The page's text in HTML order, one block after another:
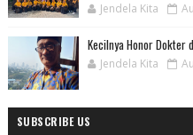
Jendela Kita
Kecilnya Honor Dokter
Jendela Kita
SUBSCRIBE US